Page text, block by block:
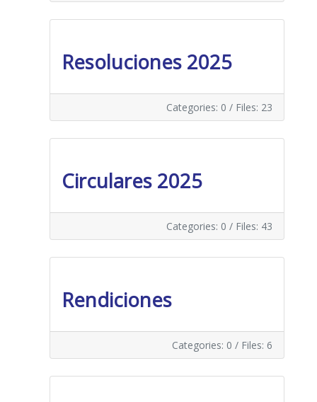
Resoluciones 2025
Categories: 0 / Files: 23
Circulares 2025
Categories: 0 / Files: 43
Rendiciones
Categories: 0 / Files: 6